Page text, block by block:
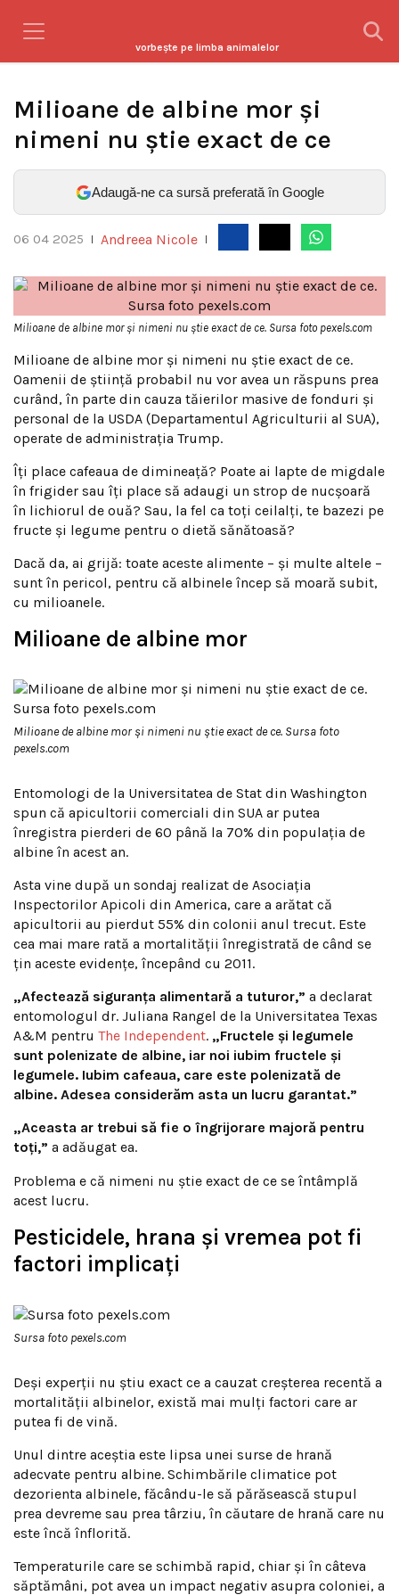
vorbeşte pe limba animalelor
Milioane de albine mor și
nimeni nu știe exact de ce
Adaugă-ne ca sursă preferată în Google
06 04 2025 Andreea Nicole
Milioane de albine mor și nimeni nu știe exact de ce. Sursa foto pexels.com
Milioane de albine mor și nimeni nu știe exact de ce.
Oamenii de știință probabil nu vor avea un răspuns prea
curând, în parte din cauza tăierilor masive de fonduri și
personal de la USDA (Departamentul Agriculturii al SUA),
operate de administrația Trump.
Îți place cafeaua de dimineață? Poate ai lapte de migdale
în frigider sau îți place să adaugi un strop de nucșoară
în lichiorul de ouă? Sau, la fel ca toți ceilalți, te bazezi pe
fructe și legume pentru o dietă sănătoasă?
Dacă da, ai grijă: toate aceste alimente – și multe altele –
sunt în pericol, pentru că albinele încep să moară subit,
cu milioanele.
Milioane de albine mor
Milioane de albine mor și nimeni nu știe exact de ce. Sursa foto
pexels.com
Entomologi de la Universitatea de Stat din Washington
spun că apicultorii comerciali din SUA ar putea
înregistra pierderi de 60 până la 70% din populația de
albine în acest an.
Asta vine după un sondaj realizat de Asociația
Inspectorilor Apicoli din America, care a arătat că
apicultorii au pierdut 55% din colonii anul trecut. Este
cea mai mare rată a mortalității înregistrată de când se
țin aceste evidențe, începând cu 2011.
„Afectează siguranța alimentară a tuturor,” a declarat
entomologul dr. Juliana Rangel de la Universitatea Texas
A&M pentru The Independent. „Fructele și legumele
sunt polenizate de albine, iar noi iubim fructele și
legumele. Iubim cafeaua, care este polenizată de
albine. Adesea considerăm asta un lucru garantat.”
„Aceasta ar trebui să fie o îngrijorare majoră pentru
toți,” a adăugat ea.
Problema e că nimeni nu știe exact de ce se întâmplă
acest lucru.
Pesticidele, hrana și vremea pot fi
factori implicați
Sursa foto pexels.com
Deși experții nu știu exact ce a cauzat creșterea recentă a
mortalității albinelor, există mai mulți factori care ar
putea fi de vină.
Unul dintre aceștia este lipsa unei surse de hrană
adecvate pentru albine. Schimbările climatice pot
dezorienta albinele, făcându-le să părăsească stupul
prea devreme sau prea târziu, în căutare de hrană care nu
este încă înflorită.
Temperaturile care se schimbă rapid, chiar și în câteva
săptămâni, pot avea un impact negativ asupra coloniei, a